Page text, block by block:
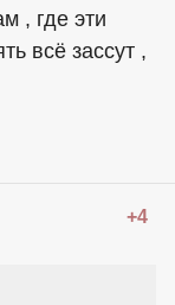
, где эти
всё зассут ,
+4